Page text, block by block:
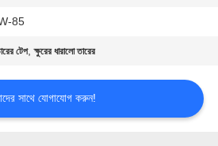
85
টেপ,ক্ষুরের ধারালো তারের
সাথে যোগাযোগ করুন!